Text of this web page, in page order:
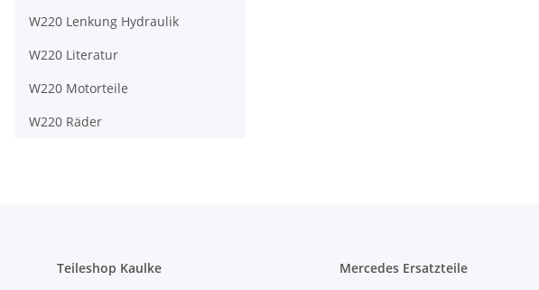
W220 Lenkung Hydraulik
W220 Literatur
W220 Motorteile
W220 Räder
Teileshop Kaulke
Mercedes Ersatzteile